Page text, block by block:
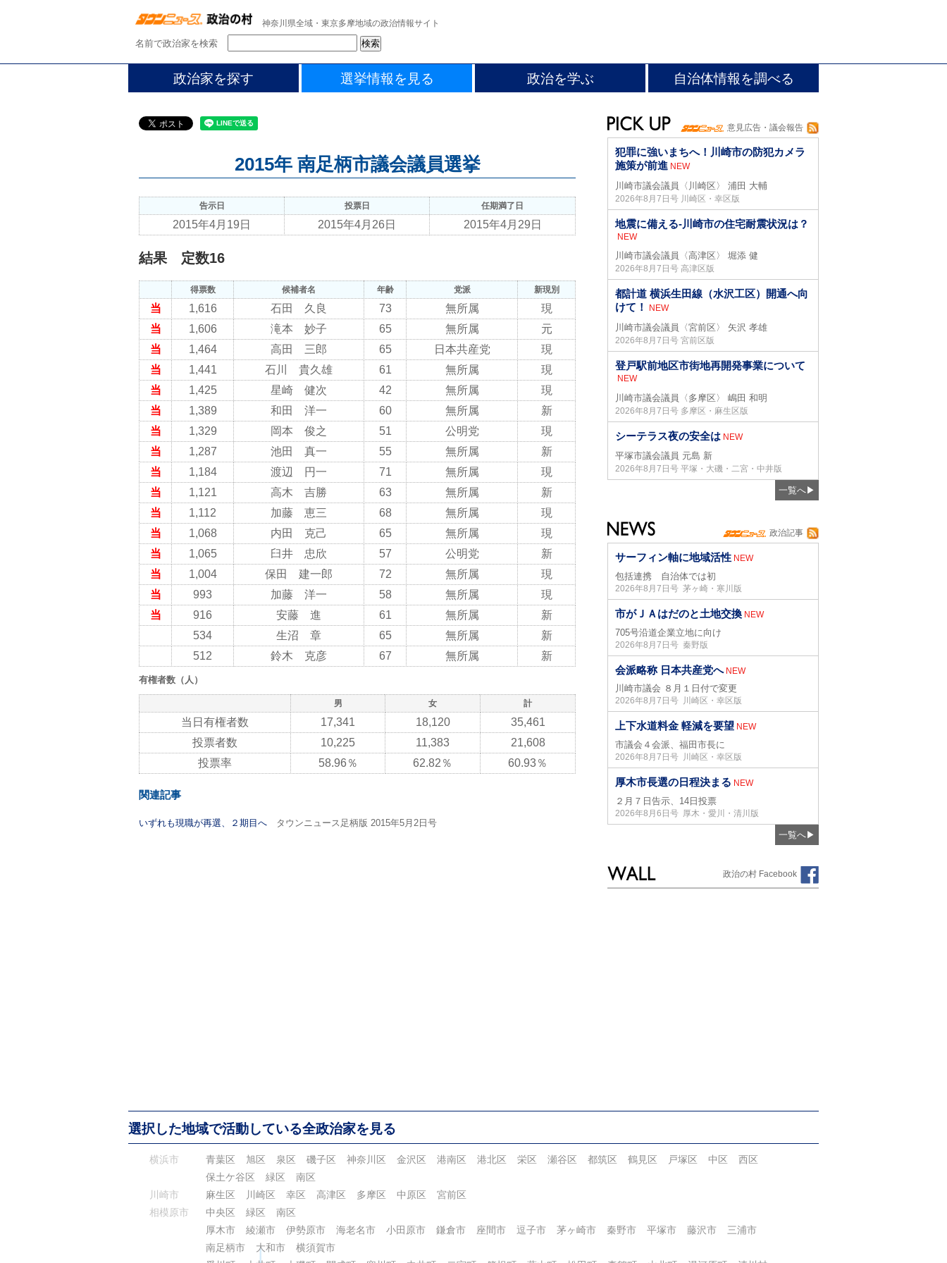
神奈川県全域・東京多摩地域の政治情報サイト
名前で政治家を検索
政治家を探す 選挙情報を見る 政治を学ぶ 自治体情報を調べる
2015年 南足柄市議会議員選挙
告示日 投票日 任期満了日
2015年4月19日 2015年4月26日 2015年4月29日
結果 定数16
得票数 候補者名 年齢 党派 新現別
当 1,616 石田 久良 73 無所属
現
当
1,606 滝本 妙子 65 無所属
元
当
1,464 高田 三郎 65 日本共産党
現
当
1,441 石川 貴久雄 61 無所属
現
当
1,425 星崎 健次 42 無所属
現
当
1,389 和田 洋一 60 無所属
新
当
1,329 岡本 俊之 51 公明党
現
当
1,287 池田 真一 55 無所属
新
当
1,184 渡辺 円一 71 無所属
現
当
1,121 高木 吉勝 63 無所属
新
当
1,112 加藤 恵三 68 無所属
現
当
1,068 内田 克己 65 無所属
現
当
1,065 臼井 忠欣 57 公明党
新
当
1,004 保田 建一郎 72 無所属
現
当
993 加藤 洋一 58 無所属
現
当
916 安藤 進 61 無所属
新
534
生沼 章 65 無所属
新
512
鈴木 克彦 67 無所属 新
有権者数（人）
男 女 計
当日有権者数 17,341 18,120
35,461
投票者数
10,225 11,383
21,608
投票率
58.96％ 62.82％ 60.93％
関連記事
いずれも現職が再選、２期目へ タウンニュース足柄版 2015年5月2日号
意見広告・議会報告
犯罪に強いまちへ！川崎市の防犯カメラ
施策が前進 NEW
川崎市議会議員〈川崎区〉 浦田 大輔
2026年8月7日号 川崎区・幸区版
地震に備える-川崎市の住宅耐震状況は？
NEW
川崎市議会議員〈高津区〉 堀添 健
2026年8月7日号 高津区版
都計道 横浜生田線（水沢工区）開通へ向
けて！
NEW
川崎市議会議員〈宮前区〉 矢沢 孝雄
2026年8月7日号 宮前区版
登戸駅前地区市街地再開発事業について
NEW
川崎市議会議員〈多摩区〉 嶋田 和明
2026年8月7日号 多摩区・麻生区版
シーテラス夜の安全は NEW
平塚市議会議員 元島 新
2026年8月7日号 平塚・大磯・二宮・中井版
一覧へ▶
政治記事
サーフィン軸に地域活性 NEW
包括連携 自治体では初
2026年8月7日号 茅ヶ崎・寒川版
市がＪＡはだのと土地交換 NEW
705号沿道企業立地に向け
2026年8月7日号 秦野版
会派略称 日本共産党へ NEW
川崎市議会 ８月１日付で変更
2026年8月7日号 川崎区・幸区版
上下水道料金 軽減を要望 NEW
市議会４会派、福田市長に
2026年8月7日号 川崎区・幸区版
厚木市長選の日程決まる NEW
２月７日告示、14日投票
2026年8月6日号 厚木・愛川・清川版
一覧へ▶
政治の村 Facebook
選択した地域で活動している全政治家を見る
横浜市 青葉区 旭区 泉区 磯子区 神奈川区 金沢区 港南区 港北区 栄区 瀬谷区 都筑区 鶴見区 戸塚区 中区
西区
保土ケ谷区
緑区
南区
川崎市
麻生区 川崎区 幸区 高津区 多摩区 中原区
宮前区
相模原市
中央区 緑区
南区
厚木市
綾瀬市 伊勢原市 海老名市 小田原市 鎌倉市 座間市 逗子市 茅ヶ崎市 秦野市 平塚市 藤沢市
三浦市
南足柄市
大和市
横須賀市